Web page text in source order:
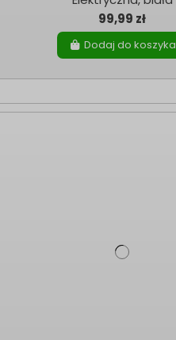
99,99 zł
Dodaj do koszyka